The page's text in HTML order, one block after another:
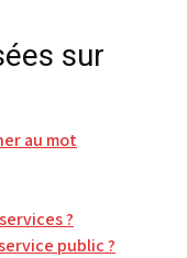
sur
au mot
?
public ?